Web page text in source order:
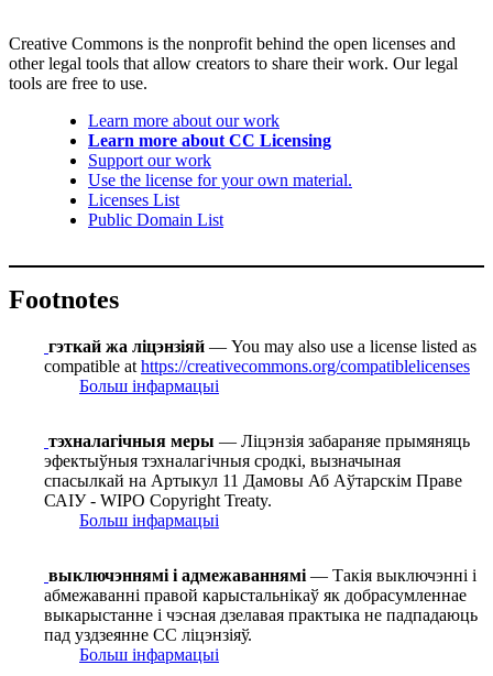
Creative Commons is the nonprofit behind the open licenses and
other legal tools that allow creators to share their work. Our legal
tools are free to use.
Learn more about our work
Learn more about CC Licensing
Support our work
Use the license for your own material.
Licenses List
Public Domain List
Footnotes
гэткай жа ліцэнзіяй — You may also use a license listed as
compatible at https://creativecommons.org/compatiblelicenses
Больш інфармацыі
тэхналагічныя меры — Ліцэнзія забараняе прымяняць
эфектыўныя тэхналагічныя сродкі, вызначыная
спасылкай на Артыкул 11 Дамовы Аб Аўтарскім Праве
САІУ - WIPO Copyright Treaty.
Больш інфармацыі
выключэннямі і адмежаваннямі — Такія выключэнні і
абмежаванні правой карыстальнікаў як добрасумленнае
выкарыстанне і чэсная дзелавая практыка не падпадаюць
пад уздзеянне СС ліцэнзіяў.
Больш інфармацыі